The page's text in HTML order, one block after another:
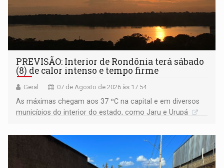
PREVISÃO: Interior de Rondônia terá sábado
(8) de calor intenso e tempo firme
Geral 07 de Agosto de 2026 às 17:54
As máximas chegam aos 37 ºC na capital e em diversos
municípios do interior do estado, como Jaru e Urupá